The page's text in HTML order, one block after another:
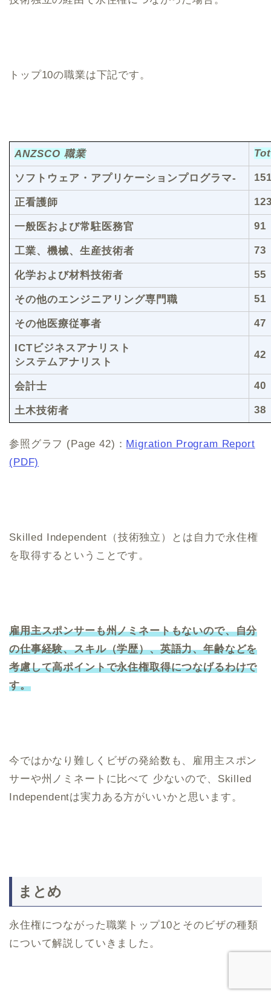
トップ10の職業は下記です。
ANZSCO 職業
ソフトウェア・アプリケーションプログラマ-
正看護師
一般医および常駐医務官 91
工業、機械、生産技術者 73
化学および材料技術者 55
その他のエンジニアリング専門職 51
その他医療従事者 47
ICTビジネスアナリスト
システムアナリスト
42
会計士 40
土木技術者 38
参照グラフ (Page 42)： Migration Program Report
(PDF)
Skilled Independent（技術独立）とは自力で永住権
を取得するということです。
雇用主スポンサーも州ノミネートもないので、自分
の仕事経験、スキル（学歴）、英語力、年齢などを
考慮して高ポイントで永住権取得につなげるわけで
す。
今ではかなり難しくビザの発給数も、雇用主スポン
サーや州ノミネートに比べて 少ないので、Skilled
Independentは実力ある方がいいかと思います。
まとめ
永住権につながった職業トップ10とそのビザの種類
について解説していきました。